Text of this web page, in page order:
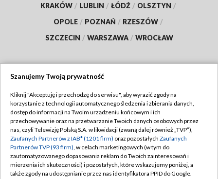
KRAKÓW / LUBLIN / ŁÓDŹ / OLSZTYN /
OPOLE / POZNAŃ / RZESZÓW /
SZCZECIN / WARSZAWA / WROCŁAW
TVP
Abonament TVP
Emisja w TVP
Centrum informacji TVP
Naziemna Telewizja Cyfrowa
Regulamin TVP
Polityka prywatności
Moje zgody
Pomoc
Szanujemy Twoją prywatność
Kliknij "Akceptuję i przechodzę do serwisu", aby wyrazić zgody na
korzystanie z technologii automatycznego śledzenia i zbierania danych,
dostęp do informacji na Twoim urządzeniu końcowym i ich
przechowywanie oraz na przetwarzanie Twoich danych osobowych przez
nas, czyli Telewizję Polską S.A. w likwidacji (zwaną dalej również „TVP”),
Zaufanych Partnerów z IAB* (1201 firm) oraz pozostałych Zaufanych
Partnerów TVP (93 firm), w celach marketingowych (w tym do
zautomatyzowanego dopasowania reklam do Twoich zainteresowań i
mierzenia ich skuteczności) i pozostałych, które wskazujemy poniżej, a
także zgody na udostępnianie przez nas identyfikatora PPID do Google.